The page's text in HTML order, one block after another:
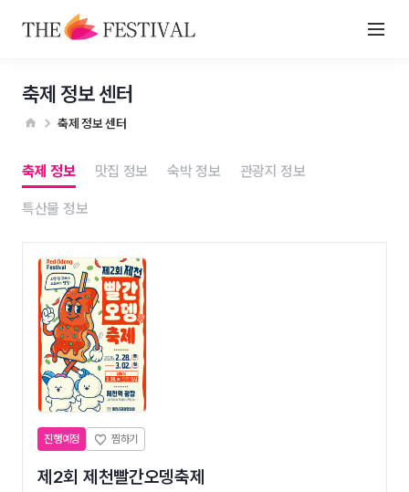
축제 정보 센터
축제 정보 센터
축제 정보 맛집 정보 숙박 정보 관광지 정보
특산물 정보
진행예정
제2회 제천빨간오뎅축제